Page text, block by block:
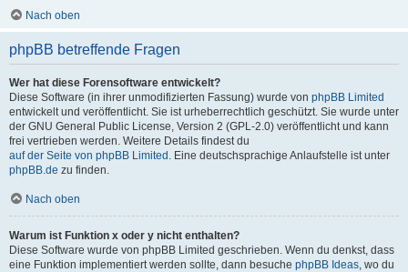
Nach oben
phpBB betreffende Fragen
Wer hat diese Forensoftware entwickelt?
Diese Software (in ihrer unmodifizierten Fassung) wurde von phpBB Limited
entwickelt und veröffentlicht. Sie ist urheberrechtlich geschützt. Sie wurde unter
der GNU General Public License, Version 2 (GPL-2.0) veröffentlicht und kann
frei vertrieben werden. Weitere Details findest du
auf der Seite von phpBB Limited . Eine deutschsprachige Anlaufstelle ist unter
phpBB.de zu finden.
Nach oben
Warum ist Funktion x oder y nicht enthalten?
Diese Software wurde von phpBB Limited geschrieben. Wenn du denkst, dass
eine Funktion implementiert werden sollte, dann besuche phpBB Ideas, wo du